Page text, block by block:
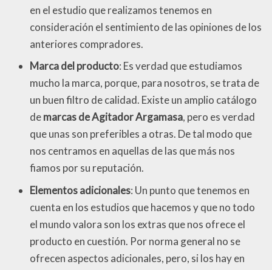
en el estudio que realizamos tenemos en
consideración el sentimiento de las opiniones de los
anteriores compradores.
Marca del producto: Es verdad que estudiamos
mucho la marca, porque, para nosotros, se trata de
un buen filtro de calidad. Existe un amplio catálogo
demarcas de Agitador Argamasa, pero es verdad
que unas son preferibles a otras. De tal modo que
nos centramos en aquellas de las que más nos
fiamos por su reputación.
Elementos adicionales: Un punto que tenemos en
cuenta en los estudios que hacemos y que no todo
el mundo valora son los extras que nos ofrece el
producto en cuestión. Por norma general no se
ofrecen aspectos adicionales, pero, si los hay en